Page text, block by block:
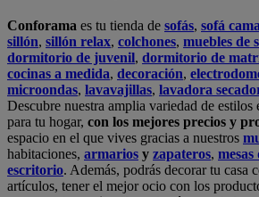
Conforama es tu tienda de sofás, sofá cama
sillón, sillón relax, colchones, muebles de
dormitorio de juvenil, dormitorio de
cocinas a medida, decoración,
microondas, lavavajillas, lavadora
Descubre nuestra amplia variedad de estilos
para tu hogar, con los mejores precios y
espacio en el que vives gracias a nuestros
habitaciones, armarios y zapateros,
escritorio. Además, podrás decorar tu casa
artículos, tener el mejor ocio con los